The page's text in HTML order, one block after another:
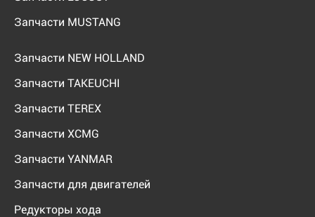
Запчасти MUSTANG
Запчасти NEW HOLLAND
Запчасти TAKEUCHI
Запчасти TEREX
Запчасти XCMG
Запчасти YANMAR
Запчасти для двигателей
Редукторы хода